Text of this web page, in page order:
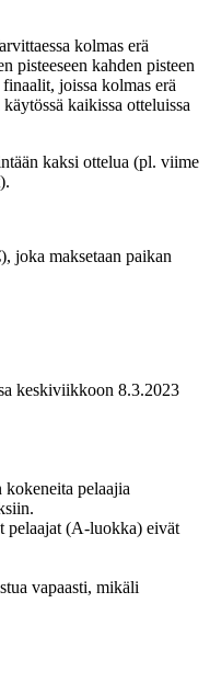
kolmas erä
pisteeseen kahden pisteen
joissa kolmas erä
kaikissa otteluissa
kaksi ottelua (pl. viime
joka maksetaan paikan
keskiviikkoon 8.3.2023
pelaajia
pelaajat (A-luokka) eivät
vapaasti, mikäli